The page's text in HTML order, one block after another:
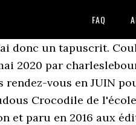
FAQ
grandi par le savoir des autres; c'est à notre tour de nous mesurer pour vérifier que nous grandirons sûrement beaucoup cette année scolaire ! (prix d’achat fixé par l’éditeur : 13€ pour le format 26x21cm / 5€ pour le format poche 15x19cm) Notions abordées : école, amitié, entraide, grandir/mûrir, apprendre. Rondes & Jeux dansés Depuis la rentrée, en MS, nous étudions l’album: “Le crocodile de l’école” C’est l’histoire d’un petit crocodile qui ne sait rien faire. Print and cut out the greater than / less than / equal to crocodile squares. Alors: qui est la plus grande de ce groupe? Le crocodile de l'école Christine Naumann-Villemin - Marianne Barcilon (illus.) CYCLE 3 : Composition des kits « Tennis à l’école » 3 ballons paille blanc Ø26cm. Merci aux accompagnateurs. blog de l'école Charles Lebourg. Les mâles les plus grands et les plus agressifs dominent, vivant en permanence sur leur territoire, à … Des oiseaux multicolores. Pour MS/GS. EN SAVOIR PLUS Résumé. Partager cet article. Bonjour les enfants! Le crocodile de l' école Aujourd'hui, il y a un nouvel enfant à l' école. Coloriage Crocodile - img 17990 Images. Livre : Livre Le crocodile de l'école de Naumann-Villemin, Christine ; Barcilon, Marianne, commander et acheter le livre Le crocodile de l'école en livraison rapide, et aussi des extraits et des avis et critiques du livre, ainsi qu'un résumé. J’ai d’abord créé des cartes images pour illustrer les personnages et le vocabulaire. Myriam Hermouet 30 septembre 2020 2 octobre 2020. Retrouvez Le crocodile de l'école et des millions de livres en stock sur Amazon.fr. Voilà une nouvelle histoire à découvrir en famille : LA GRENOUILLE A GRANDE BOUCHE 1. Et plus spécifiquement : - comprendre le sens du jeu. de grosses cages ? Maintenant, les enfants